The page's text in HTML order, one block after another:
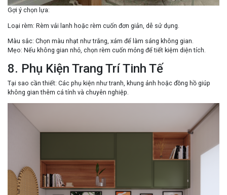
Gợi ý chọn lựa:
Loại rèm: Rèm vải lanh hoặc rèm cuốn đơn giản, dễ sử dụng.
Màu sắc: Chọn màu nhạt như trắng, xám để làm sáng không gian.
Mẹo: Nếu không gian nhỏ, chọn rèm cuốn mỏng để tiết kiệm diện tích.
8. Phụ Kiện Trang Trí Tinh Tế
Tại sao cần thiết: Các phụ kiện như tranh, khung ảnh hoặc đồng hồ giúp
không gian thêm cá tính và chuyên nghiệp.